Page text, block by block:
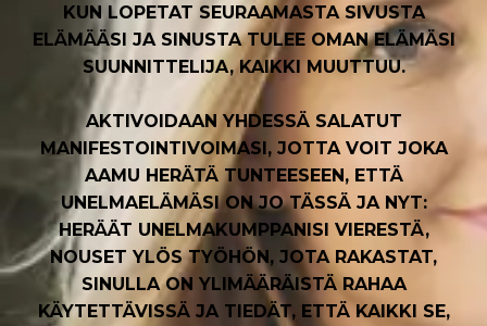
KUN LOPETAT SEURAAMASTA SIVUSTA
ELÄMÄÄSI JA SINUSTA TULEE OMAN ELÄMÄSI
SUUNNITTELIJA, KAIKKI MUUTTUU.
AKTIVOIDAAN YHDESSÄ SALATUT
MANIFESTOINTIVOIMASI, JOTTA VOIT JOKA
AAMU HERÄTÄ TUNTEESEEN, ETTÄ
UNELMAELÄMÄSI ON JO TÄSSÄ JA NYT:
HERÄÄT UNELMAKUMPPANISI VIERESTÄ,
NOUSET YLÖS TYÖHÖN, JOTA RAKASTAT,
SINULLA ON YLIMÄÄRÄISTÄ RAHAA
KÄYTETTÄVISSÄ JA TIEDÄT, ETTÄ KAIKKI SE,